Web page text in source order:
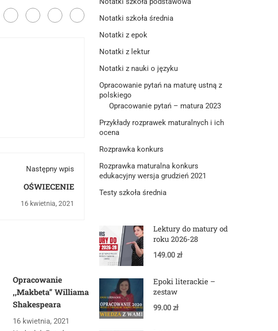
Następny wpis
OŚWIECENIE
16 kwietnia, 2021
Opracowanie
,,Makbeta” Williama
Shakespeara
16 kwietnia, 2021
Notatki szkoła średnia
Notatki z epok
Notatki z lektur
Notatki z nauki o języku
Opracowanie pytań na maturę ustną z
polskiego
Opracowanie pytań – matura 2023
Przykłady rozprawek maturalnych i ich
ocena
Rozprawka konkurs
Rozprawka maturalna konkurs
edukacyjny wersja grudzień 2021
Testy szkoła średnia
Lektury do matury od
roku 2026-28
149.00 zł
Epoki literackie –
zestaw
99.00 zł